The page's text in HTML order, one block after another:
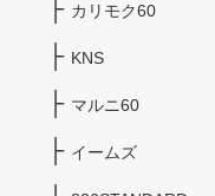
カリモク60
KNS
マルニ60
イームズ